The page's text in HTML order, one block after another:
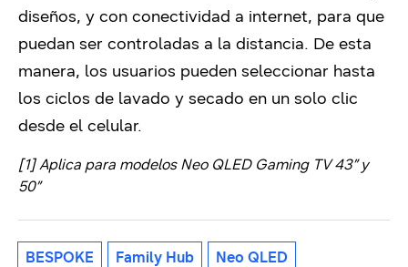
diseños, y con conectividad a internet, para que
puedan ser controladas a la distancia. De esta
manera, los usuarios pueden seleccionar hasta
los ciclos de lavado y secado en un solo clic
desde el celular.
[1] Aplica para modelos Neo QLED Gaming TV 43” y
50”
BESPOKE Family Hub Neo QLED